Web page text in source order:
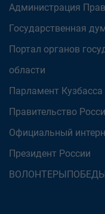
Администрация
Государственная
Портал органов
области
Парламент Кузбасса
Правительство
Официальный
Президент России